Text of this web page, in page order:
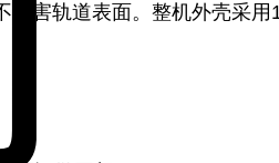
伤害轨道表面。整机外壳采